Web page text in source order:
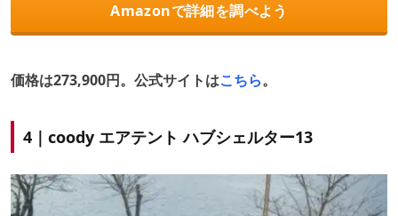
Amazonで詳細を調べよう
価格は273,900円。公式サイトはこちら。
4｜coody エアテント ハブシェルター13